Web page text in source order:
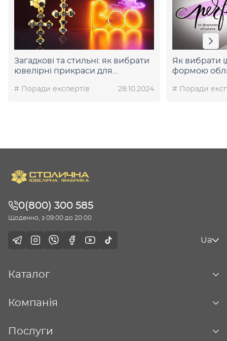
Загадкові та стильні: як вибрати
ювелірні прикраси для
# Поради експертів 28.10.2024
Як вибрати
формою
# Поради
0(800) 300 585
Щоденно, з 09:00 до 20:00
Ua
Каталог
Компанія
Послуги